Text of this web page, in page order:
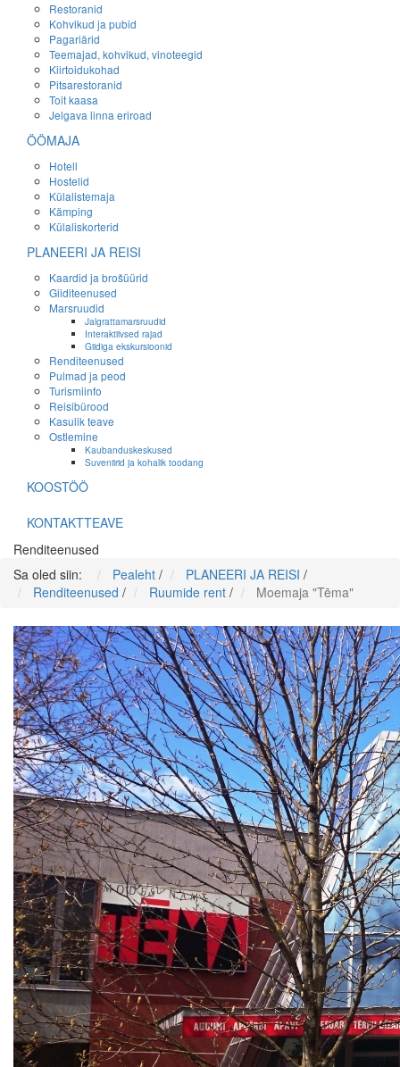
Restoranid
Kohvikud ja pubid
Pagariärid
Teemajad, kohvikud, vinoteegid
Kiirtoidukohad
Pitsarestoranid
Toit kaasa
Jelgava linna eriroad
ÖÖMAJA
Hotell
Hostelid
Külalistemaja
Kämping
Külaliskorterid
PLANEERI JA REISI
Kaardid ja brošüürid
Giiditeenused
Marsruudid
Jalgrattamarsruudid
Interaktiivsed rajad
Giidiga ekskursioonid
Renditeenused
Pulmad ja peod
Turismiinfo
Reisibürood
Kasulik teave
Ostlemine
Kaubanduskeskused
Suveniirid ja kohalik toodang
KOOSTÖÖ
KONTAKTTEAVE
Renditeenused
Sa oled siin:
Pealeht / PLANEERI JA REISI /
Renditeenused / Ruumide rent / Moemaja "Tēma"